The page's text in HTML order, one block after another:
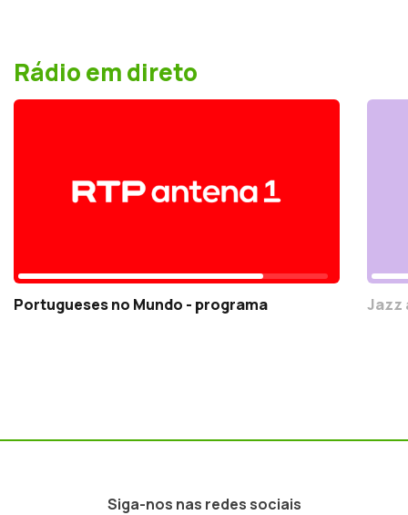
Rádio em direto
Portugueses no Mundo - programa Jazz
Siga-nos nas redes sociais